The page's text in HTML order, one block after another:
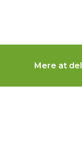
Mere at